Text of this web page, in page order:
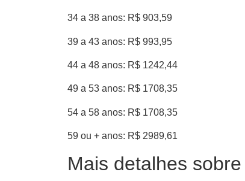
34 a 38 anos: R$ 903,59
39 a 43 anos: R$ 993,95
44 a 48 anos: R$ 1242,44
49 a 53 anos: R$ 1708,35
54 a 58 anos: R$ 1708,35
59 ou + anos: R$ 2989,61
Mais detalhes